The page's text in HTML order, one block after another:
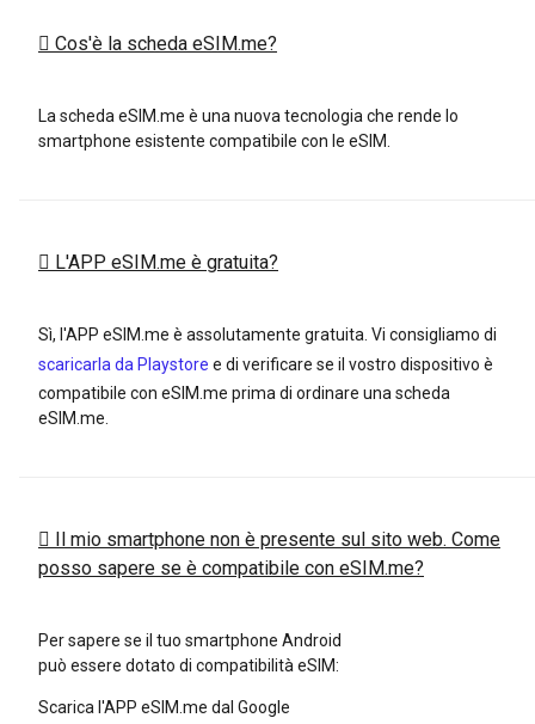
Cos'è la scheda eSIM.me?
La scheda eSIM.me è una nuova tecnologia che rende lo
smartphone esistente compatibile con le eSIM.
L'APP eSIM.me è gratuita?
Sì, l'APP eSIM.me è assolutamente gratuita. Vi consigliamo di
scaricarla da Playstore e di verificare se il vostro dispositivo è
compatibile con eSIM.me prima di ordinare una scheda
eSIM.me.
Il mio smartphone non è presente sul sito web. Come
posso sapere se è compatibile con eSIM.me?
Per sapere se il tuo smartphone Android
può essere dotato di compatibilità eSIM:
Scarica l'APP eSIM.me dal Google